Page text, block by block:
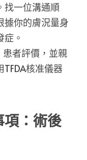
找一位溝通順
據你的膚況量身
。
患者評價，並親
核准儀器
：術後